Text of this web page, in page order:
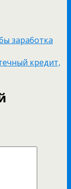
заработка
кредит,